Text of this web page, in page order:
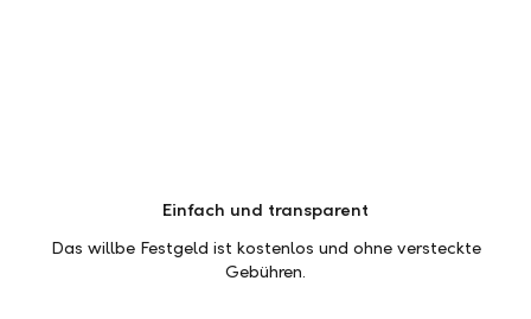
Einfach und transparent
Das willbe Festgeld ist kostenlos und ohne versteckte
Gebühren.